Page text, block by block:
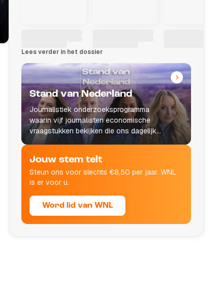
Lees verder in het dossier
Stand van Nederland
Journalistiek onderzoeksprogramma
waarin vijf journalisten economische
vraagstukken bekijken die ons dagelijks
leven raken.
Jouw stem telt
Steun ons voor slechts €8,50 per jaar. WNL
is er voor u.
Word lid van WNL